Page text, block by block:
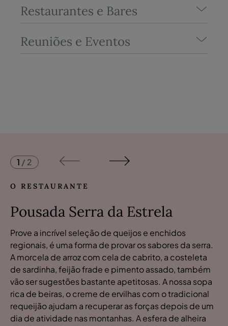
Restaurantes e Bares
Reuniões e Eventos
O RESTAURANTE
Pousada Serra da Estrela
Prove a incrível seleção de queijos e enchidos
regionais, é uma forma de provar os sabores da serra.
A morcela de arroz com cela de cabrito, a costeleta
de sardinha, feijão frade e pimento assado, também
vão ser sugestões bastante apetitosas. A nossa sopa
rica de beiras, o creme de ervilhas com o tradicional
requeijão ajudam a recuperar as forças depois de um
dia de atividade nas montanhas. A esfera de alheira
1 / 2